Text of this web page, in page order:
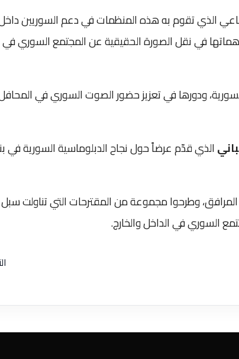
الذي تقوم به هذه المنظمات في دعم السوريين
في نقل الصورة الحقيقية عن المجتمع السوري في
السورية، ودورها في تعزيز حضور الصوت السوري في
الذي قدّم عرضاً حول نجاح الدبلوماسية السورية في
وطرحوا مجموعة من المقترحات التي تناولت سبل
السوري في الداخل والخارج.